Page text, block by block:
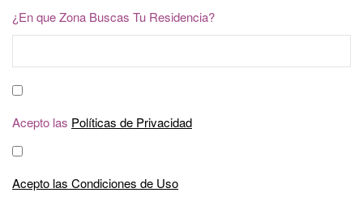
¿En que Zona Buscas Tu Residencia?
Acepto las Políticas de Privacidad
Acepto las Condiciones de Uso